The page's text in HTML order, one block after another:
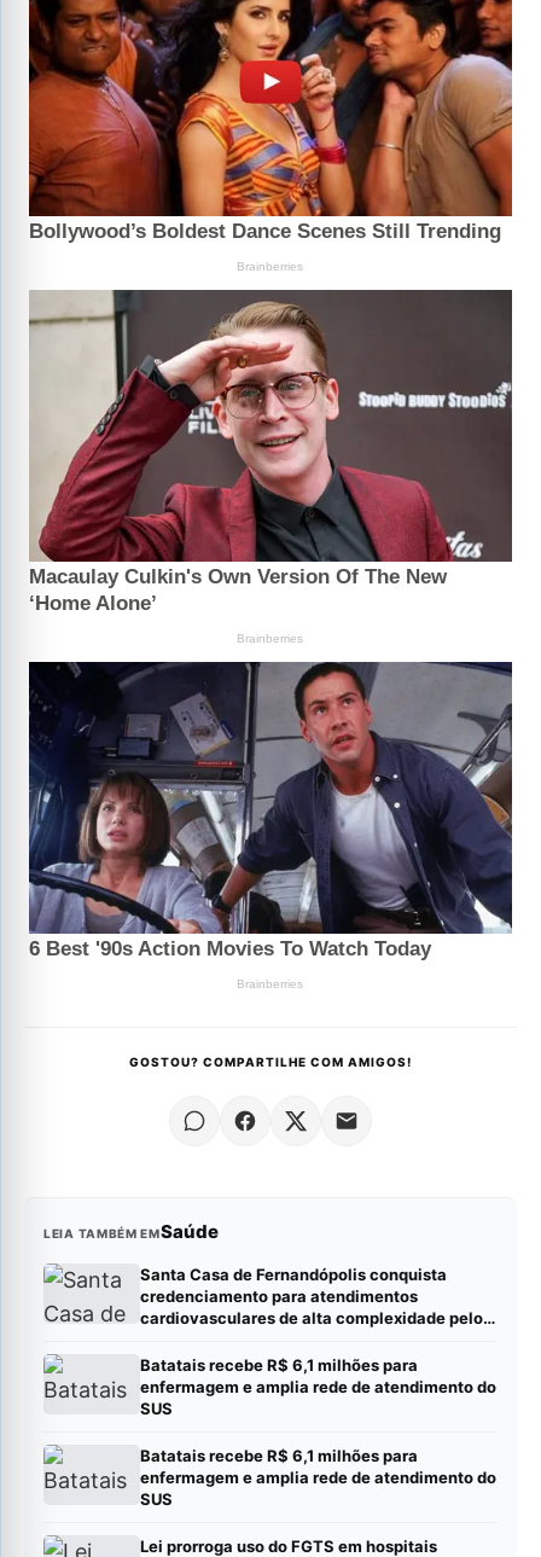
GOSTOU? COMPARTILHE COM AMIGOS!
LEIA TAMBÉM EMSaúde
Santa Casa de Fernandópolis conquista
credenciamento para atendimentos
cardiovasculares de alta complexidade pelo
Batatais recebe R$ 6,1 milhões para
enfermagem e amplia rede de atendimento do
SUS
Batatais recebe R$ 6,1 milhões para
enfermagem e amplia rede de atendimento do
SUS
Lei prorroga uso do FGTS em hospitais